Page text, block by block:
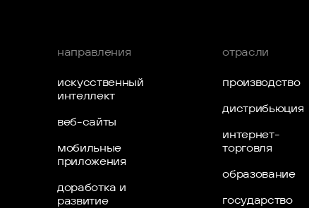
направления
искусственный
интеллект
веб-сайты
мобильные
приложения
доработка и
развитие
отрасли
производство
дистрибьюция
интернет-
торговля
образование
государство